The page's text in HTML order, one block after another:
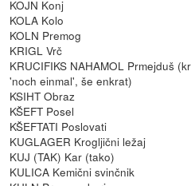
KOJN Konj
KOLA Kolo
KOLN Premog
KRIGL Vrč
KRUCIFIKS NAHAMOL Prmejduš
'noch einmal', še enkrat)
KSIHT Obraz
KŠEFT Posel
KŠEFTATI Poslovati
KUGLAGER Krogljični ležaj
KUJ (TAK) Kar (tako)
KULICA Kemični svinčnik